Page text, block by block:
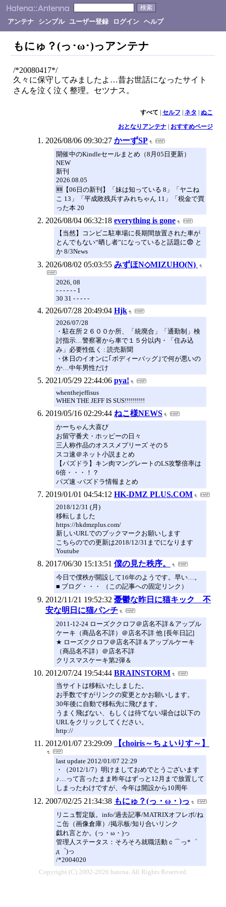
アンテナ シンプル ユーザー登録 ログイン ヘルプ
もにゅ？(っ･ω･)っアンテナ
/*20080417*/
久々に保守してみましたよ…昔お世話になったサイト
さんを泣く泣く整理。セツナス。
すべて | セルフ | ネタ | ぬこ
おとなりアンテナ| おすすめページ
2026/08/06 09:30:27 かーずSP
開催中のKindleセールまとめ（8月05日更新）
NEW
新刊
2026.08.05
🆕【06日の新刊】「妹は知っている 8」「ヤニね
こ 13」「平成敗残兵すみれちゃん 11」「税金で買
った本 20
2026/08/04 06:32:18 everything is gone
【当然】コンビニ駐車場に長期間放置された車が
とんでもない“晒し者”になっていると話題に😨 と
か 8/3News
2026/08/02 05:03:55 みずほN◇MIZUHO(N)
2026, 08
- - - - - - 1
30 31 - - - - -
2026/07/28 20:49:04 Hjk
2026/07/28
・駐在所２６００か所、「統廃合」「通勤制」検
討指示…警察署から車で１５分以内・「住み込
み」必要性低く : 読売新聞
・休日のイオンに｢ボディーバッグ｣で何が悪いの
か…中年男性だけ
2021/05/29 22:44:06 pya!
whenthejeffisus
WHEN THE JEFF IS SUS!!!!!!!!!!
2019/05/16 02:29:44 ねこ様NEWS
かーちゃん大喜び
お留守番犬・ホッピーの日々
三人称作品のオススメプリーズ その５
スコ速＠ネット小説まとめ
【パズドラ】キン肉マングレートのLS攻撃倍率は
6倍・・・！？
パズ速 -パズドラ情報まとめ
2019/01/01 04:54:12 HK-DMZ PLUS.COM
2018/12/31 (月)
移転しました
https://hkdmzplus.com/
新しいURLでのブックマークお願いします
こちらのでの更新は2018/12/31までになります
Youtube
2017/06/30 15:13:51 僕の見た秩序。
今日で僕秩が開設して16年のようです。早い…。
■ ブログ・・・ （この記事への固定リンク）
2012/11/21 19:52:32 憂鬱な昨日に猫キック 不
安な明日に猫パンチ
2011-12-24 ローズククロフ＠店名不詳＆アップル
ケーキ（商品名不詳）＠店名不詳 他 [長年日記]
★ ローズククロフ＠店名不詳＆アップルケーキ
（商品名不詳）＠店名不詳
クリスマスケーキ第2弾＆
2012/07/24 19:54:44 BRAINSTORM
当サイトは移転いたしました。
お手数ですがリンクの変更とかお願いします。
30年後に自動で移転先に飛びます。
うまく飛ばない、もしくは待てない場合は以下の
URLをクリックしてください。
http://
2012/01/07 23:29:09 【choiris～ちょいりす～】
last update 2012/01/07 22:29
・（2012/1/7）明けましておめでとうございます
♪…って言ったまま昨年はずっと12月まで放置して
しまったわけですが、今年は開設から10周年
2007/02/25 21:34:38 もにゅ？(っ・ω・)っ
リニュ暫定版。info/過去記事/MATRIXオフレポ/ね
こ缶（画像倉庫）/掲示板/知り合いリンク
戯れ言とか。(っ・ω・)っ
管理人ステータス：そろそろ就職活動ｃ⌒っ*゜
д゜)っ
/*2004020
Copyright (C) 2002-2026 hatena. All Rights Reserved.